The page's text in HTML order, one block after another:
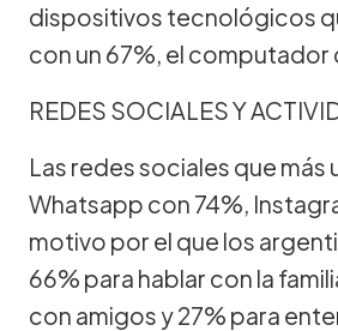
dispositivos tecnológicos
con un 67%, el computador
REDES SOCIALES Y
Las redes sociales que más
Whatsapp con 74%,
motivo por el que los
66% para hablar con la
con amigos y 27% para